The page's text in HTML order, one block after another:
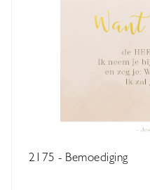
2175 - Bemoediging